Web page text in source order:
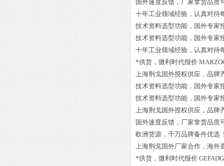
国外速度反馈，厂家拿货品质
十年工业领域经验，认真对待
技术资料选型功能，国外专家
技术资料选型功能，国外专家
十年工业领域经验，认真对待
*供货，微利时代报价
上海荆戈国外授权供应，品牌
技术资料选型功能，国外专家
技术资料选型功能，国外专家
上海荆戈国外授权供应，品牌
国外速度反馈，厂家拿货品质
欧洲货源，千万品牌备件优选
上海荆戈国外厂家合作，海外
*供货，微利时代报价